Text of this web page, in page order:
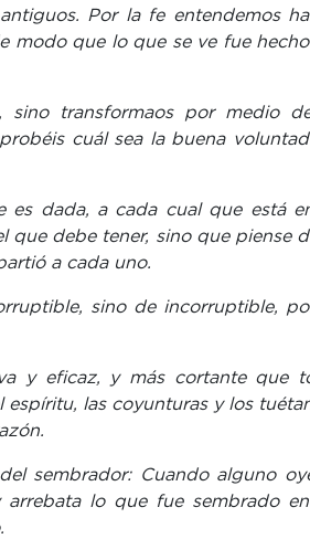
Por la fe entendemos
modo que lo que se ve fue
sino transformaos por medio
cuál sea la buena
es dada, a cada cual que está
que debe tener, sino que piense
a cada uno.
sino de incorruptible,
y eficaz, y más cortante que
las coyunturas y los
sembrador: Cuando alguno
lo que fue sembrado